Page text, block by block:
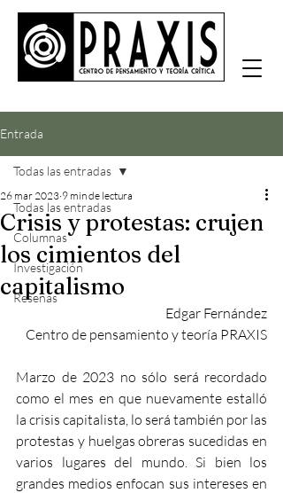
Entrada
Todas las entradas
Columnas
Investigación
Reseñas
Todas las entradas
Crisis y protestas: crujen
los cimientos del
capitalismo
26 mar 2023 9 min de lectura
Edgar Fernández
Centro de pensamiento y teoría PRAXIS
Marzo de 2023 no sólo será recordado
como el mes en que nuevamente estalló
la crisis capitalista, lo será también por las
protestas y huelgas obreras sucedidas en
varios lugares del mundo. Si bien los
grandes medios enfocan sus intereses en